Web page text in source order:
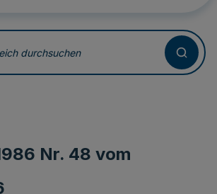
durchsuchen
Nr. 48 vom